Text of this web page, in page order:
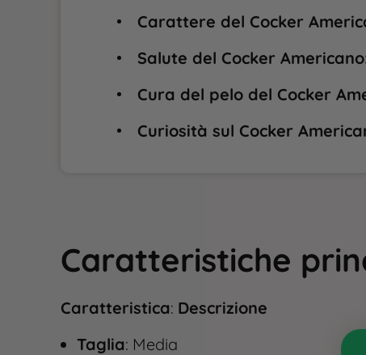
Carattere del Cocker
Salute del Cocker
Cura del pelo del Cocker
Curiosità sul Cocker
Caratteristiche
Caratteristica: Descrizione
Taglia: Media